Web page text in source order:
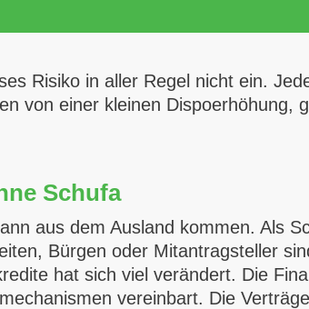
Risiko in aller Regel nicht ein.
von einer kleinen Dispoerhöhung,
Schufa
aus dem Ausland kommen. Als
Bürgen oder Mitantragsteller
hat sich viel verändert. Die
vereinbart. Die